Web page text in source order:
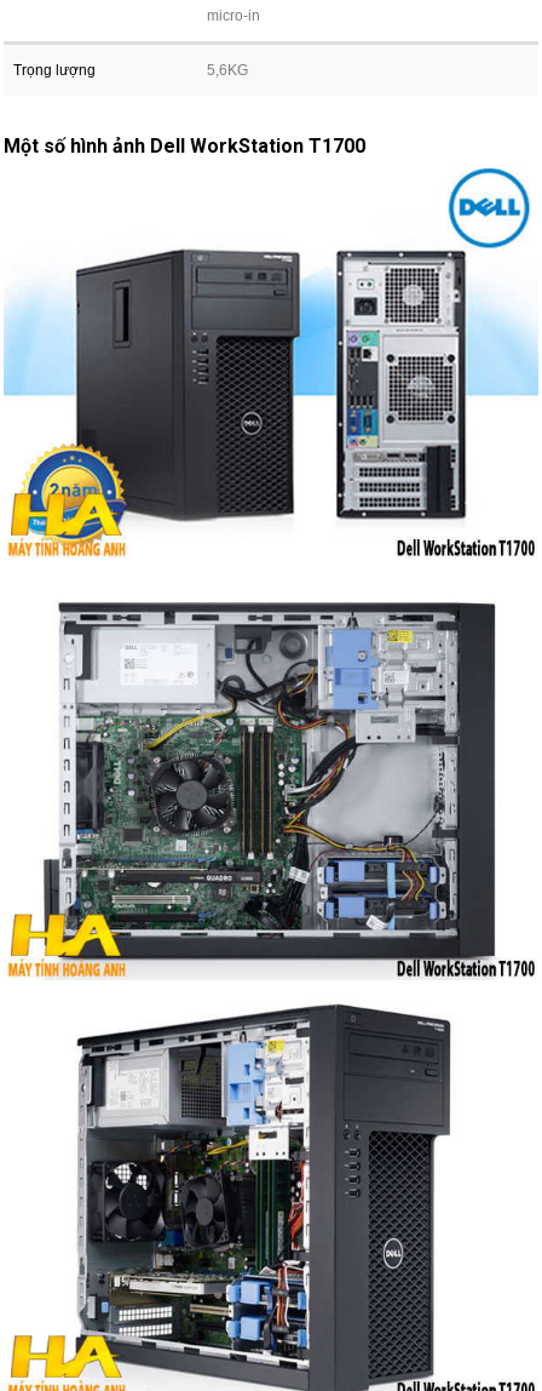
micro-in
Trọng lượng 5,6KG
Một số hình ảnh Dell WorkStation T1700